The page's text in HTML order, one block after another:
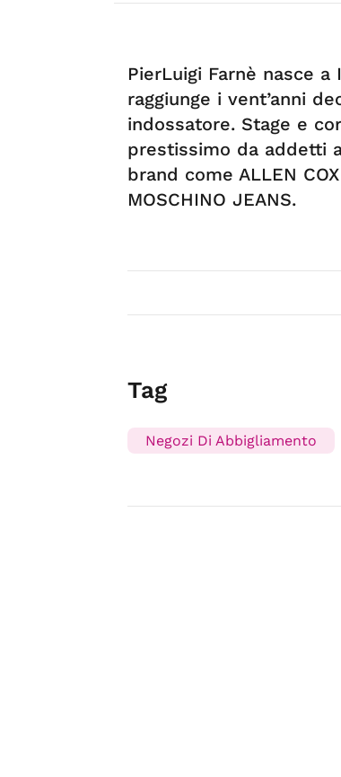
PierLuigi Farnè nasce
raggiunge i vent’anni
indossatore. Stage e
prestissimo da addetti
brand come ALLEN
MOSCHINO JEANS.
Tag
Negozi Di Abbigliamento